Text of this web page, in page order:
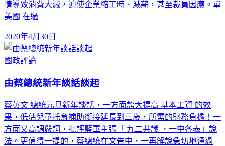
情導致消費大減，迫使企業縮工時、減薪，甚至裁員因應。單
美國 在過
2020年4月30日
國政評論
由蔡總統新年談話談起
蔡英文 總統元旦新年談話，一方面誇大提高 基本工資 的效
果，低估兒童托育補助銜接延長到三歲，所需的財務負擔！一
方面又高調嚴詞，批評藍軍主張「 九二共識 ，一中各表」說
法。更值得一提的，蔡總統在文告中，一再解說急切地通過